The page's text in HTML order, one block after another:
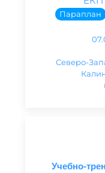
Параплан
Северо-
Учебно-